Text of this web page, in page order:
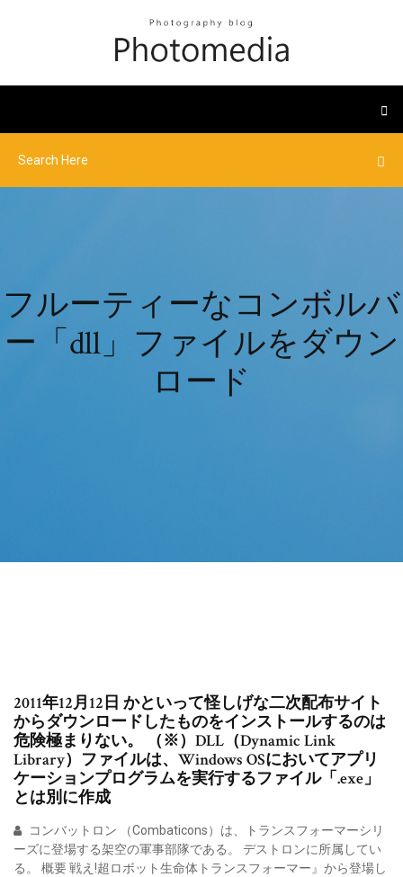
フルーティーなコンボルバ
ー「dll」ファイルをダウン
ロード
2011年12月12日 かといって怪しげな二次配布サイト
からダウンロードしたものをインストールするのは
危険極まりない。 （※）DLL（Dynamic Link
Library）ファイルは、Windows OSにおいてアプリ
ケーションプログラムを実行するファイル「.exe」
とは別に作成
コンバットロン （Combaticons）は、トランスフォーマーシリ
ーズに登場する架空の軍事部隊である。 デストロンに所属してい
る。 概要 戦え!超ロボット生命体トランスフォーマー』から登場し